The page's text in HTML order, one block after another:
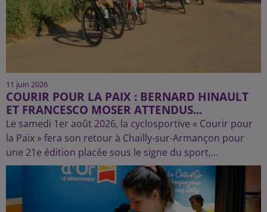
11 juin 2026
COURIR POUR LA PAIX : BERNARD HINAULT
ET FRANCESCO MOSER ATTENDUS...
Le samedi 1er août 2026, la cyclosportive « Courir pour
la Paix » fera son retour à Chailly-sur-Armançon pour
une 21e édition placée sous le signe du sport,...